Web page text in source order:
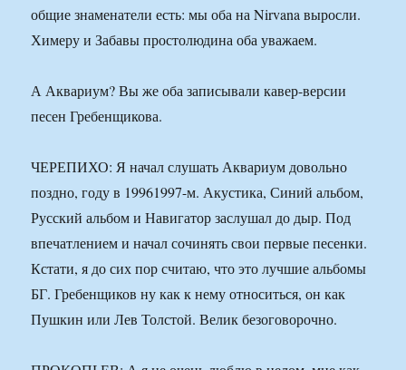
общие знаменатели есть: мы оба на Nirvana выросли.
Химеру и Забавы простолюдина оба уважаем.
А Аквариум? Вы же оба записывали кавер-версии
песен Гребенщикова.
ЧЕРЕПИХО: Я начал слушать Аквариум довольно
поздно, году в 19961997-м. Акустика, Синий альбом,
Русский альбом и Навигатор заслушал до дыр. Под
впечатлением и начал сочинять свои первые песенки.
Кстати, я до сих пор считаю, что это лучшие альбомы
БГ. Гребенщиков ну как к нему относиться, он как
Пушкин или Лев Толстой. Велик безоговорочно.